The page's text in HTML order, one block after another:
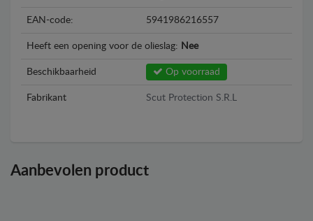
EAN-code: 5941986216557
Heeft een opening voor de olieslag: Nee
Beschikbaarheid Op voorraad
Fabrikant Scut Protection S.R.L
Aanbevolen product